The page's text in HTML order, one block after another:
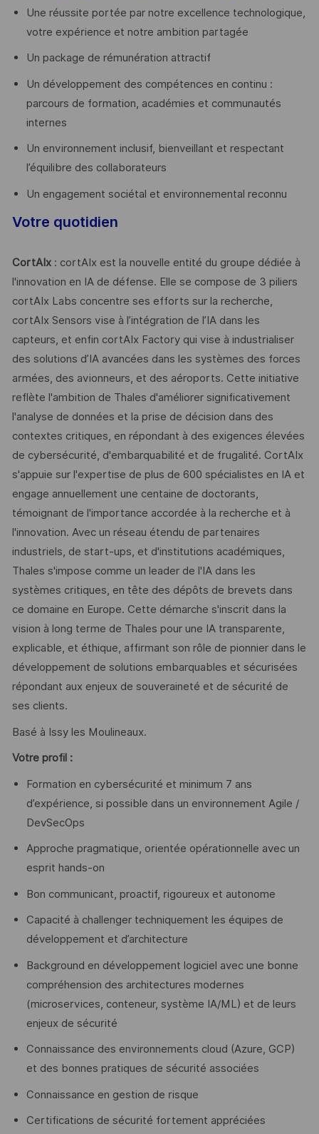
Une réussite portée par notre excellence technologique,
votre expérience et notre ambition partagée
Un package de rémunération attractif
Un développement des compétences en continu :
parcours de formation, académies et communautés
internes
Un environnement inclusif, bienveillant et respectant
l’équilibre des collaborateurs
Un engagement sociétal et environnemental reconnu
Votre quotidien
CortAIx: cortAIx est la nouvelle entité du groupe dédiée à
l'innovation en IA de défense. Elle se compose de 3 piliers
cortAIx Labs concentre ses efforts sur la recherche,
cortAIx Sensors vise à l’intégration de l’IA dans les
capteurs, et enfin cortAIx Factory qui vise à industrialiser
des solutions d’IA avancées dans les systèmes des forces
armées, des avionneurs, et des aéroports. Cette initiative
reflète l'ambition de Thales d'améliorer significativement
l'analyse de données et la prise de décision dans des
contextes critiques, en répondant à des exigences élevées
de cybersécurité, d'embarquabilité et de frugalité. CortAIx
s'appuie sur l'expertise de plus de 600 spécialistes en IA et
engage annuellement une centaine de doctorants,
témoignant de l'importance accordée à la recherche et à
l'innovation. Avec un réseau étendu de partenaires
industriels, de start-ups, et d'institutions académiques,
Thales s'impose comme un leader de l'IA dans les
systèmes critiques, en tête des dépôts de brevets dans
ce domaine en Europe. Cette démarche s'inscrit dans la
vision à long terme de Thales pour une IA transparente,
explicable, et éthique, affirmant son rôle de pionnier dans le
développement de solutions embarquables et sécurisées
répondant aux enjeux de souveraineté et de sécurité de
ses clients.
Basé à Issy les Moulineaux.
Votre profil :
Formation en cybersécurité et minimum 7 ans
d’expérience, si possible dans un environnement Agile /
DevSecOps
Approche pragmatique, orientée opérationnelle avec un
esprit hands-on
Bon communicant, proactif, rigoureux et autonome
Capacité à challenger techniquement les équipes de
développement et d’architecture
Background en développement logiciel avec une bonne
compréhension des architectures modernes
(microservices, conteneur, système IA/ML) et de leurs
enjeux de sécurité
Connaissance des environnements cloud (Azure, GCP)
et des bonnes pratiques de sécurité associées
Connaissance en gestion de risque
Certifications de sécurité fortement appréciées